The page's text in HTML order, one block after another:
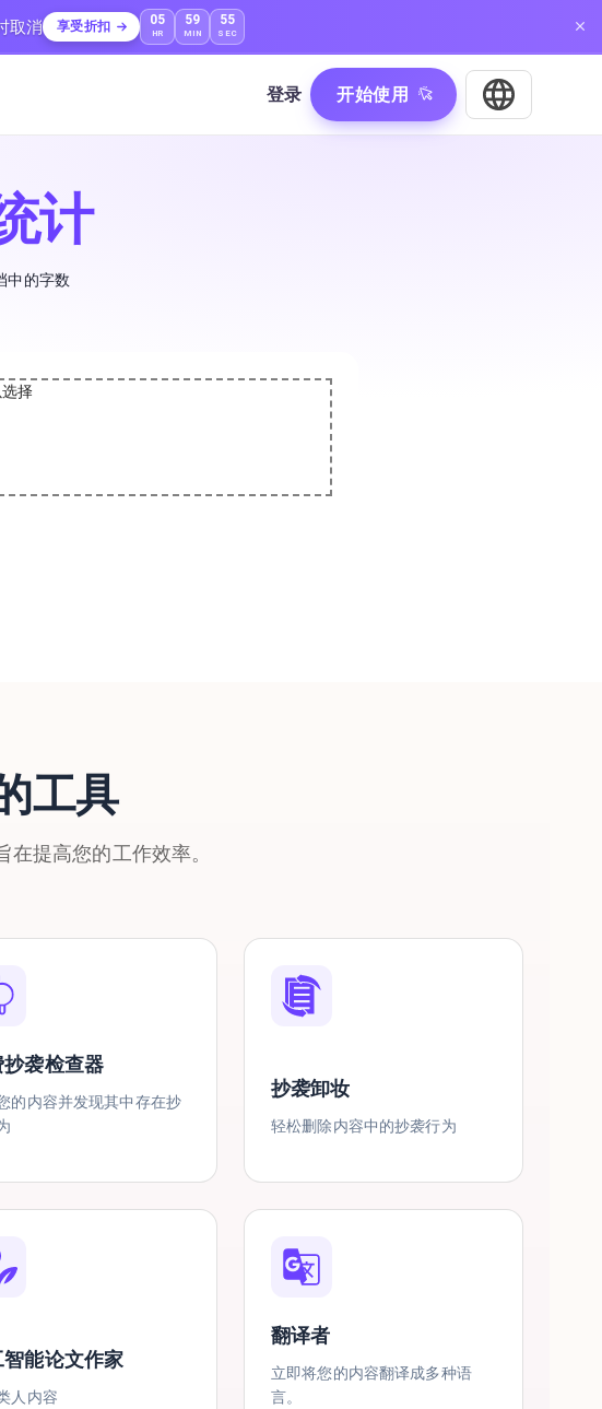
取消 享受折扣 05
HR
59
MIN
54
SEC
登录 开始使用
计
中的字数
择
工具
提高您的工作效率。
抄袭检查器
的内容并发现其中存在抄
抄袭卸妆
轻松删除内容中的抄袭行为
智能论文作家
人内容
翻译者
立即将您的内容翻译成多种语
言。